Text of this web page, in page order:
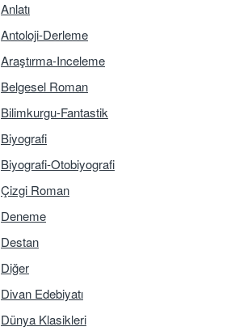
Anlatı
Antoloji-Derleme
Araştırma-Inceleme
Belgesel Roman
Bilimkurgu-Fantastik
Biyografi
Biyografi-Otobiyografi
Çizgi Roman
Deneme
Destan
Diğer
Divan Edebiyatı
Dünya Klasikleri